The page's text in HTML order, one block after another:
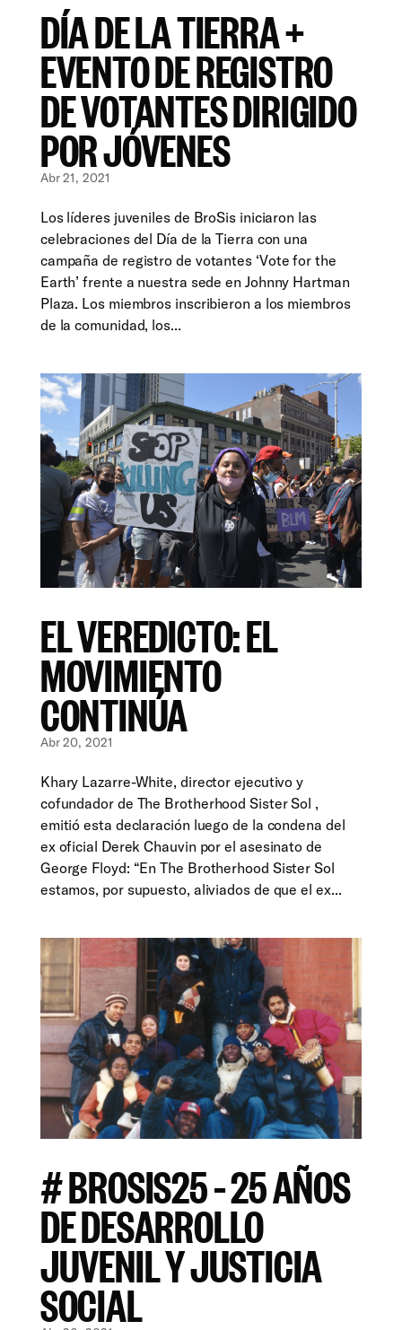
DÍA DE LA TIERRA +
EVENTO DE REGISTRO
DE VOTANTES DIRIGIDO
POR JÓVENES
Abr 21, 2021
Los líderes juveniles de BroSis iniciaron las
celebraciones del Día de la Tierra con una
campaña de registro de votantes ‘Vote for the
Earth’ frente a nuestra sede en Johnny Hartman
Plaza. Los miembros inscribieron a los miembros
de la comunidad, los...
EL VEREDICTO: EL
MOVIMIENTO
CONTINÚA
Abr 20, 2021
Khary Lazarre-White, director ejecutivo y
cofundador de The Brotherhood Sister Sol ,
emitió esta declaración luego de la condena del
ex oficial Derek Chauvin por el asesinato de
George Floyd: “En The Brotherhood Sister Sol
estamos, por supuesto, aliviados de que el ex...
# BROSIS25 – 25 AÑOS
DE DESARROLLO
JUVENIL Y JUSTICIA
SOCIAL